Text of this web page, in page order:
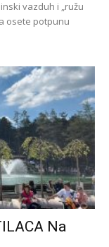
vazduh i „ružu
osete potpunu
Na